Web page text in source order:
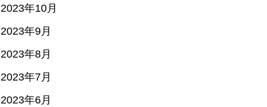
2023年10月
2023年9月
2023年8月
2023年7月
2023年6月